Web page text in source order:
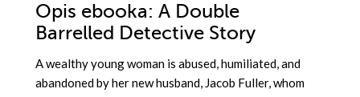
Opis ebooka: A Double
Barrelled Detective Story
A wealthy young woman is abused, humiliated, and
abandoned by her new husband, Jacob Fuller, whom